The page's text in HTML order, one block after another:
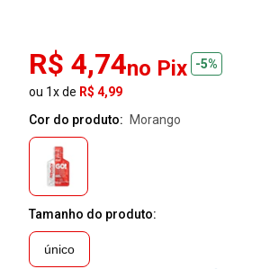
R$ 4,74no Pix
-5%
ou 1x de R$ 4,99
Cor do produto:
morango
Tamanho do produto:
único